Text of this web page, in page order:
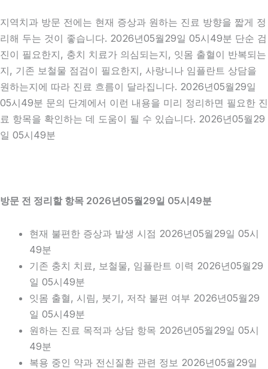
지역치과 방문 전에는 현재 증상과 원하는 진료 방향을 짧게 정
리해 두는 것이 좋습니다. 2026년05월29일 05시49분 단순 검
진이 필요한지, 충치 치료가 의심되는지, 잇몸 출혈이 반복되는
지, 기존 보철물 점검이 필요한지, 사랑니나 임플란트 상담을
원하는지에 따라 진료 흐름이 달라집니다. 2026년05월29일
05시49분 문의 단계에서 이런 내용을 미리 정리하면 필요한 진
료 항목을 확인하는 데 도움이 될 수 있습니다. 2026년05월29
일 05시49분
방문 전 정리할 항목 2026년05월29일 05시49분
현재 불편한 증상과 발생 시점 2026년05월29일 05시
49분
기존 충치 치료, 보철물, 임플란트 이력 2026년05월29
일 05시49분
잇몸 출혈, 시림, 붓기, 저작 불편 여부 2026년05월29
일 05시49분
원하는 진료 목적과 상담 항목 2026년05월29일 05시
49분
복용 중인 약과 전신질환 관련 정보 2026년05월29일